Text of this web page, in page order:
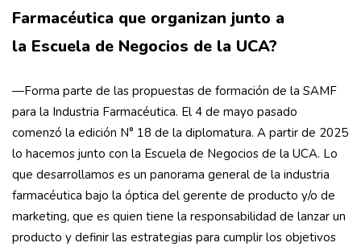
Farmacéutica que organizan junto a
la Escuela de Negocios de la UCA?
—Forma parte de las propuestas de formación de la SAMF
para la Industria Farmacéutica. El 4 de mayo pasado
comenzó la edición N° 18 de la diplomatura. A partir de 2025
lo hacemos junto con la Escuela de Negocios de la UCA. Lo
que desarrollamos es un panorama general de la industria
farmacéutica bajo la óptica del gerente de producto y/o de
marketing, que es quien tiene la responsabilidad de lanzar un
producto y definir las estrategias para cumplir los objetivos